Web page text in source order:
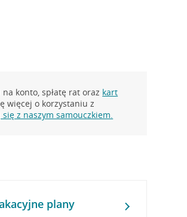
konto, spłatę rat oraz kart
więcej o korzystaniu z
z naszym samouczkiem.
plany